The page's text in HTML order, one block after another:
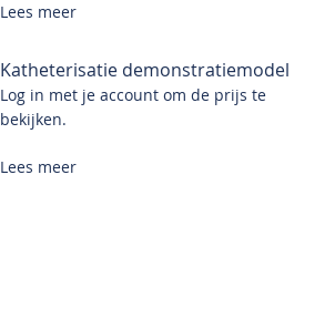
Lees meer
Katheterisatie demonstratiemodel
Log in met je account om de prijs te
bekijken.
Lees meer